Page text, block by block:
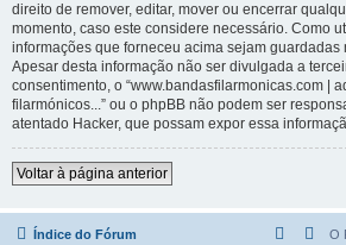
direito de remover, editar, mover ou encerrar
momento, caso este considere necessário. Como
informações que forneceu acima sejam guardadas
Apesar desta informação não ser divulgada a
consentimento, o “www.bandasfilarmonicas.com |
filarmónicos...” ou o phpBB não podem ser
atentado Hacker, que possam expor essa
Voltar à página anterior
Índice do Fórum O